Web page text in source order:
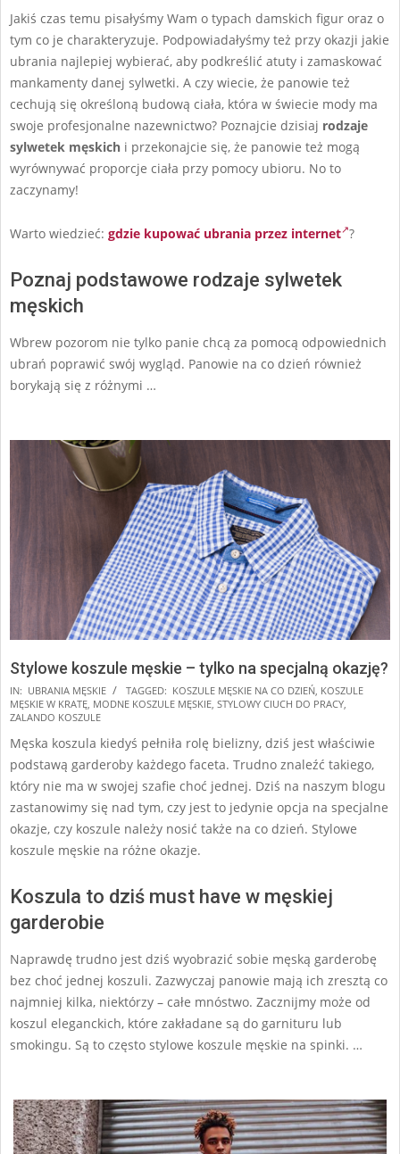
Jakiś czas temu pisałyśmy Wam o typach damskich figur oraz o
tym co je charakteryzuje. Podpowiadałyśmy też przy okazji jakie
ubrania najlepiej wybierać, aby podkreślić atuty i zamaskować
mankamenty danej sylwetki. A czy wiecie, że panowie też
cechują się określoną budową ciała, która w świecie mody ma
swoje profesjonalne nazewnictwo? Poznajcie dzisiaj rodzaje
sylwetek męskich i przekonajcie się, że panowie też mogą
wyrównywać proporcje ciała przy pomocy ubioru. No to
zaczynamy!
Warto wiedzieć: gdzie kupować ubrania przez internet ?
Poznaj podstawowe rodzaje sylwetek
męskich
Wbrew pozorom nie tylko panie chcą za pomocą odpowiednich
ubrań poprawić swój wygląd. Panowie na co dzień również
borykają się z różnymi …
Stylowe koszule męskie – tylko na specjalną okazję?
2025-
07-
IN: UBRANIA MĘSKIE TAGGED: KOSZULE MĘSKIE NA CO DZIEŃ KOSZULE
MĘSKIE W KRATĘ MODNE KOSZULE MĘSKIE STYLOWY CIUCH DO PRACY
ZALANDO KOSZULE
Męska koszula kiedyś pełniła rolę bielizny, dziś jest właściwie
podstawą garderoby każdego faceta. Trudno znaleźć takiego,
który nie ma w swojej szafie choć jednej. Dziś na naszym blogu
zastanowimy się nad tym, czy jest to jedynie opcja na specjalne
okazje, czy koszule należy nosić także na co dzień. Stylowe
koszule męskie na różne okazje.
Koszula to dziś must have w męskiej
garderobie
Naprawdę trudno jest dziś wyobrazić sobie męską garderobę
bez choć jednej koszuli. Zazwyczaj panowie mają ich zresztą co
najmniej kilka, niektórzy – całe mnóstwo. Zacznijmy może od
koszul eleganckich, które zakładane są do garnituru lub
smokingu. Są to często stylowe koszule męskie na spinki. …